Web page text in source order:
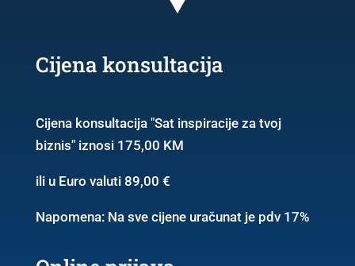
Cijena konsultacija
Cijena konsultacija "Sat inspiracije za tvoj
biznis" iznosi 175,00 KM
ili u Euro valuti 89,00 €
Napomena: Na sve cijene uračunat je pdv 17%